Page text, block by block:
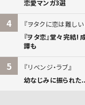
恋愛マンガ3選
4
ヲタクに恋は難し
『ヲタ恋』堂々完結!
譚も
5
リベンジ・ラブ
幼なじみに振られた